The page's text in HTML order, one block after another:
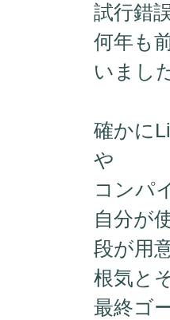
試行錯
何年も
いまし
確かに
や
コンパ
自分が
段が用
根気と
最終ゴ